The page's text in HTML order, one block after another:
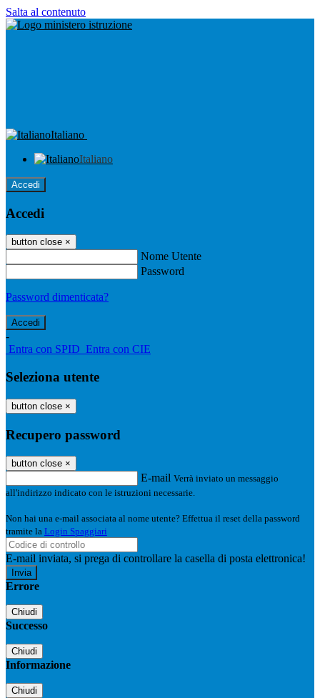
Salta al contenuto
Italiano
Italiano
Accedi
Accedi
button close ×
Nome Utente
Password
Password dimenticata?
-
Entra con SPID Entra con CIE
Seleziona utente
button close ×
Recupero password
button close ×
E-mail Verrà inviato un messaggio
all'indirizzo indicato con le istruzioni necessarie.
Non hai una e-mail associata al nome utente? Effettua il reset della password
tramite la Login Spaggiari
E-mail inviata, si prega di controllare la casella di posta elettronica!
Errore
Chiudi
Successo
Chiudi
Informazione
Chiudi